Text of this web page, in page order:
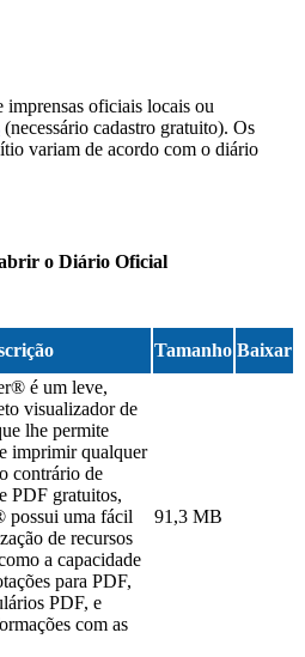
oficiais locais ou
(necessário cadastro gratuito). Os
variam de acordo com o diário
o Diário Oficial
Tamanho Baixar
é um leve,
visualizador de
lhe permite
imprimir qualquer
contrário de
PDF gratuitos,
uma fácil
de recursos
a capacidade
para PDF,
PDF, e
com as
91,3 MB